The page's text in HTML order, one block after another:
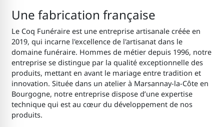
Une fabrication française
Le Coq Funéraire est une entreprise artisanale créée en
2019, qui incarne l'excellence de l'artisanat dans le
domaine funéraire. Hommes de métier depuis 1996, notre
entreprise se distingue par la qualité exceptionnelle des
produits, mettant en avant le mariage entre tradition et
innovation. Située dans un atelier à Marsannay-la-Côte en
Bourgogne, notre entreprise dispose d’une expertise
technique qui est au cœur du développement de nos
produits.